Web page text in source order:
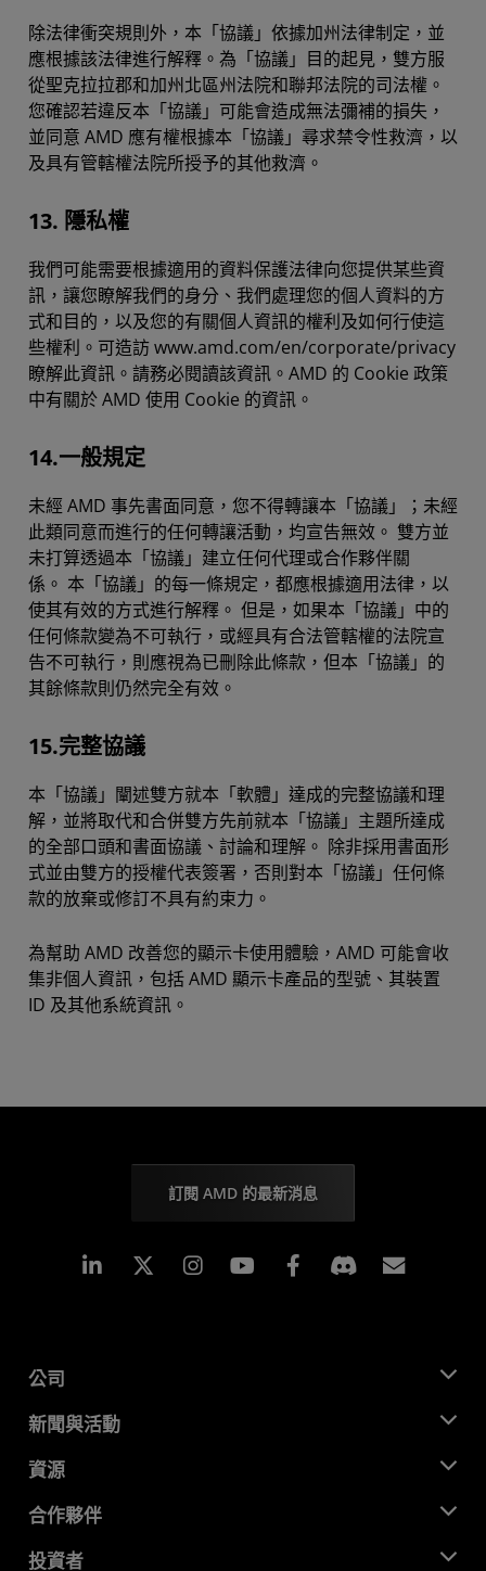
除法律衝突規則外，本「協議」依據加州法律制定，並
應根據該法律進行解釋。為「協議」目的起見，雙方服
從聖克拉拉郡和加州北區州法院和聯邦法院的司法權。
您確認若違反本「協議」可能會造成無法彌補的損失，
並同意 AMD 應有權根據本「協議」尋求禁令性救濟，以
及具有管轄權法院所授予的其他救濟。
13. 隱私權
我們可能需要根據適用的資料保護法律向您提供某些資
訊，讓您瞭解我們的身分、我們處理您的個人資料的方
式和目的，以及您的有關個人資訊的權利及如何行使這
些權利。可造訪 www.amd.com/en/corporate/privacy
瞭解此資訊。請務必閱讀該資訊。AMD 的 Cookie 政策
中有關於 AMD 使用 Cookie 的資訊。
14.一般規定
未經 AMD 事先書面同意，您不得轉讓本「協議」；未經
此類同意而進行的任何轉讓活動，均宣告無效。 雙方並
未打算透過本「協議」建立任何代理或合作夥伴關
係。 本「協議」的每一條規定，都應根據適用法律，以
使其有效的方式進行解釋。 但是，如果本「協議」中的
任何條款變為不可執行，或經具有合法管轄權的法院宣
告不可執行，則應視為已刪除此條款，但本「協議」的
其餘條款則仍然完全有效。
15.完整協議
本「協議」闡述雙方就本「軟體」達成的完整協議和理
解，並將取代和合併雙方先前就本「協議」主題所達成
的全部口頭和書面協議、討論和理解。 除非採用書面形
式並由雙方的授權代表簽署，否則對本「協議」任何條
款的放棄或修訂不具有約束力。
為幫助 AMD 改善您的顯示卡使用體驗，AMD 可能會收
集非個人資訊，包括 AMD 顯示卡產品的型號、其裝置
ID 及其他系統資訊。
訂閱 AMD 的最新消息
Linkedin Instagram Facebook
公司
關於 AMD
企業責任
招聘
聯絡我們
新聞與活動
新聞室
媒體庫
資源
開發者中心
案例研究
合作夥伴
AMD 合作夥伴中心
投資者